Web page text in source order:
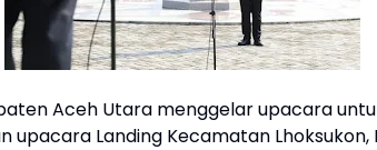
Aceh Utara menggelar upacara
upacara Landing Kecamatan Lhoksukon,